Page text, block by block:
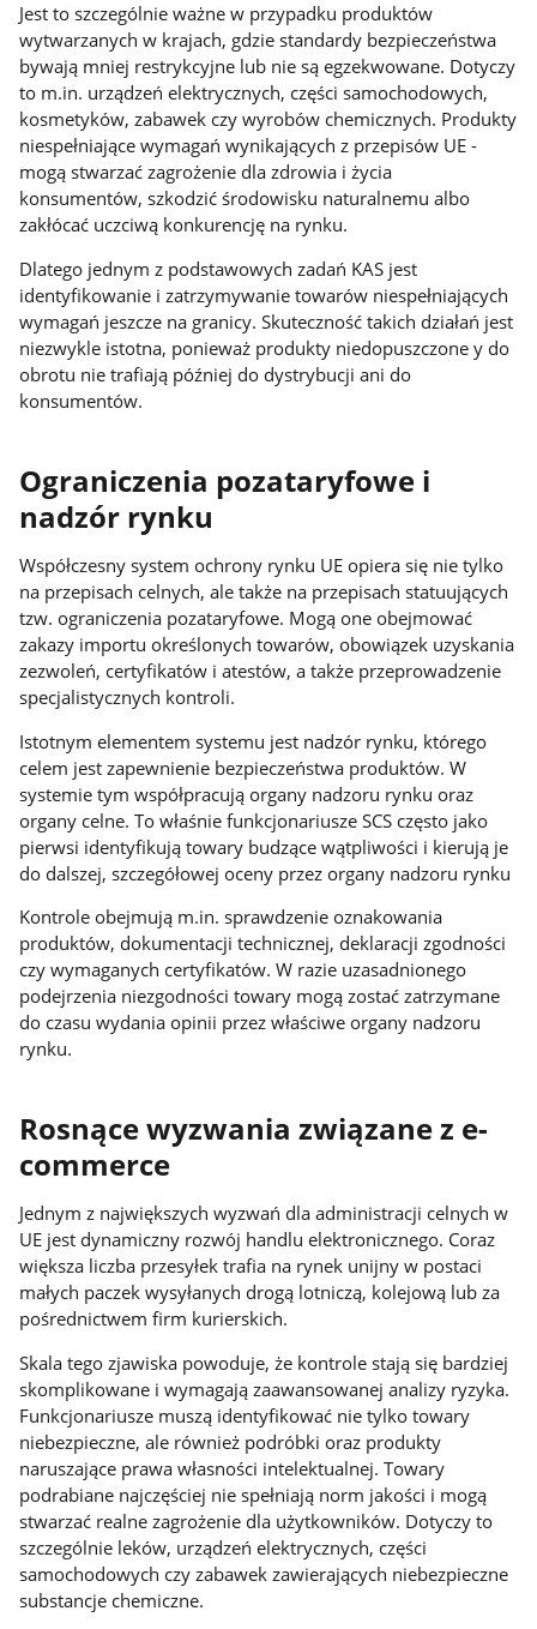
Jest to szczególnie ważne w przypadku produktów
wytwarzanych w krajach, gdzie standardy bezpieczeństwa
bywają mniej restrykcyjne lub nie są egzekwowane. Dotyczy
to m.in. urządzeń elektrycznych, części samochodowych,
kosmetyków, zabawek czy wyrobów chemicznych. Produkty
niespełniające wymagań wynikających z przepisów UE -
mogą stwarzać zagrożenie dla zdrowia i życia
konsumentów, szkodzić środowisku naturalnemu albo
zakłócać uczciwą konkurencję na rynku.
Dlatego jednym z podstawowych zadań KAS jest
identyfikowanie i zatrzymywanie towarów niespełniających
wymagań jeszcze na granicy. Skuteczność takich działań jest
niezwykle istotna, ponieważ produkty niedopuszczone y do
obrotu nie trafiają później do dystrybucji ani do
konsumentów.
Ograniczenia pozataryfowe i
nadzór rynku
Współczesny system ochrony rynku UE opiera się nie tylko
na przepisach celnych, ale także na przepisach statuujących
tzw. ograniczenia pozataryfowe. Mogą one obejmować
zakazy importu określonych towarów, obowiązek uzyskania
zezwoleń, certyfikatów i atestów, a także przeprowadzenie
specjalistycznych kontroli.
Istotnym elementem systemu jest nadzór rynku, którego
celem jest zapewnienie bezpieczeństwa produktów. W
systemie tym współpracują organy nadzoru rynku oraz
organy celne. To właśnie funkcjonariusze SCS często jako
pierwsi identyfikują towary budzące wątpliwości i kierują je
do dalszej, szczegółowej oceny przez organy nadzoru rynku
Kontrole obejmują m.in. sprawdzenie oznakowania
produktów, dokumentacji technicznej, deklaracji zgodności
czy wymaganych certyfikatów. W razie uzasadnionego
podejrzenia niezgodności towary mogą zostać zatrzymane
do czasu wydania opinii przez właściwe organy nadzoru
rynku.
Rosnące wyzwania związane z e-
commerce
Jednym z największych wyzwań dla administracji celnych w
UE jest dynamiczny rozwój handlu elektronicznego. Coraz
większa liczba przesyłek trafia na rynek unijny w postaci
małych paczek wysyłanych drogą lotniczą, kolejową lub za
pośrednictwem firm kurierskich.
Skala tego zjawiska powoduje, że kontrole stają się bardziej
skomplikowane i wymagają zaawansowanej analizy ryzyka.
Funkcjonariusze muszą identyfikować nie tylko towary
niebezpieczne, ale również podróbki oraz produkty
naruszające prawa własności intelektualnej. Towary
podrabiane najczęściej nie spełniają norm jakości i mogą
stwarzać realne zagrożenie dla użytkowników. Dotyczy to
szczególnie leków, urządzeń elektrycznych, części
samochodowych czy zabawek zawierających niebezpieczne
substancje chemiczne.